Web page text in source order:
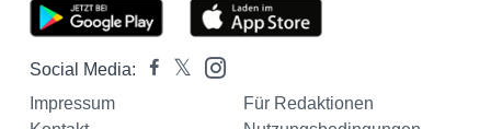
Social Media:
Impressum
Für Redaktionen